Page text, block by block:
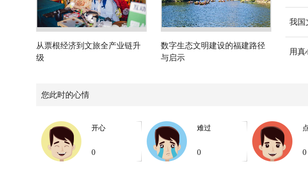
从票根经济到文旅全产业链升
级
数字生态文明建设的福建路径
与启示
我国
用真
您此时的心情
开心
0
难过
0 0